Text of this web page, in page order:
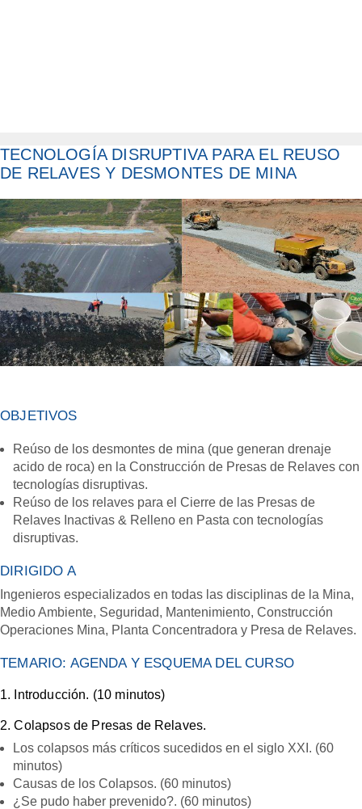
TECNOLOGÍA DISRUPTIVA PARA EL REUSO
DE RELAVES Y DESMONTES DE MINA
OBJETIVOS
Reúso de los desmontes de mina (que generan drenaje
acido de roca) en la Construcción de Presas de Relaves con
tecnologías disruptivas.
Reúso de los relaves para el Cierre de las Presas de
Relaves Inactivas & Relleno en Pasta con tecnologías
disruptivas.
DIRIGIDO A
Ingenieros especializados en todas las disciplinas de la Mina,
Medio Ambiente, Seguridad, Mantenimiento, Construcción
Operaciones Mina, Planta Concentradora y Presa de Relaves.
TEMARIO: AGENDA Y ESQUEMA DEL CURSO
1. Introducción. (10 minutos)
2. Colapsos de Presas de Relaves.
Los colapsos más críticos sucedidos en el siglo XXI. (60
minutos)
Causas de los Colapsos. (60 minutos)
¿Se pudo haber prevenido?. (60 minutos)